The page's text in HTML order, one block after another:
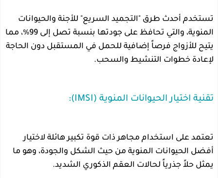
تستخدم أحدث طرق "التجميد السريع" للأجنة والحيوانات
المنوية، والتي تحافظ على جودتها بنسبة تصل إلى 99%، مما
يتيح للأزواج فرصاً إضافية للحمل في المستقبل دون الحاجة
لإعادة خطوات التنشيط والسحب.
تقنية اختيار الحيوانات المنوية (IMSI):
تعتمد على استخدام مجاهر ذات قوة تكبير هائلة لاختيار
أفضل الحيوانات المنوية من حيث الشكل والجودة، وهو ما
يمثل حلاً جذرياً لحالات العقم الذكوري الشديد.